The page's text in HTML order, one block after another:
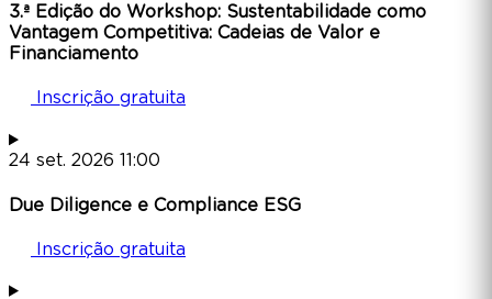
3.ª Edição do Workshop: Sustentabilidade como
Vantagem Competitiva: Cadeias de Valor e
Financiamento
Inscrição gratuita
24 set. 2026 11:00
Due Diligence e Compliance ESG
Inscrição gratuita